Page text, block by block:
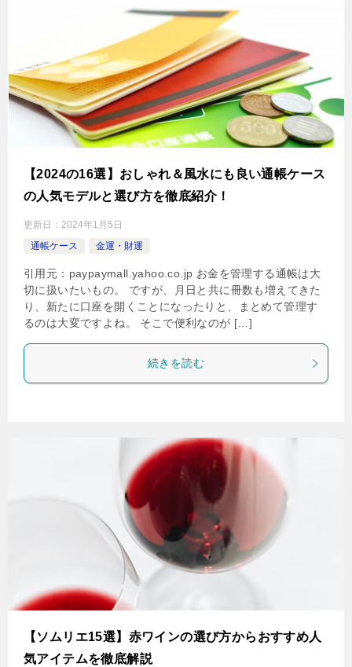
【2024の16選】おしゃれ＆風水にも良い通帳ケース
の人気モデルと選び方を徹底紹介！
更新日： 2024年1月5日
通帳ケース
金運・財運
引用元：paypaymall.yahoo.co.jp お金を管理する通帳は大
切に扱いたいもの。 ですが、月日と共に冊数も増えてきた
り、新たに口座を開くことになったりと、まとめて管理す
るのは大変ですよね。 そこで便利なのが […]
続きを読む
【ソムリエ15選】赤ワインの選び方からおすすめ人
気アイテムを徹底解説